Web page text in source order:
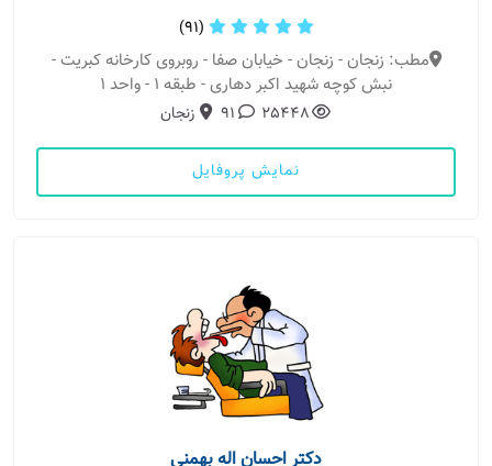
(91)
مطب: زنجان - زنجان - خیابان صفا - روبروی کارخانه کبریت -
نبش کوچه شهید اکبر دهاری - طبقه 1 - واحد 1
25448
91 زنجان
نمایش پروفایل
دکتر احسان اله بهمنی